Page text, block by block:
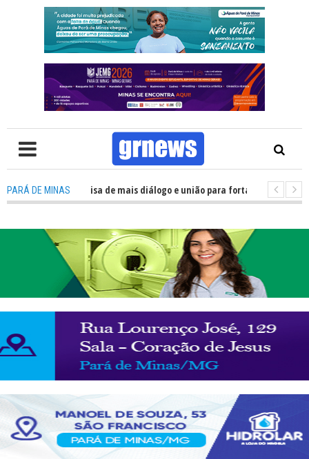
PARÁ DE MINAS
TV: Política precisa de mais diálogo e união para fortalecer Minas e